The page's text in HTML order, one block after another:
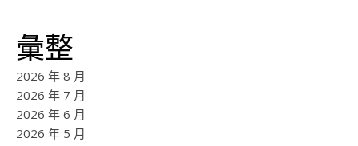
彙整
2026 年 8 月
2026 年 7 月
2026 年 6 月
2026 年 5 月